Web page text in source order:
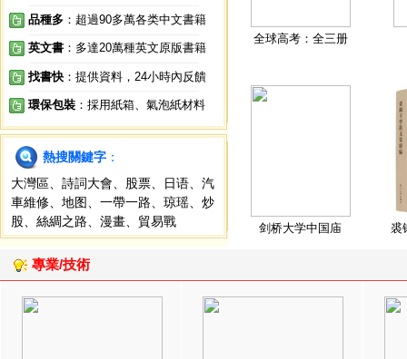
品種多 ：超過90多萬各类中文書籍
英文書 ：多達20萬種英文原版書籍
找書快 ：提供資料，24小時內反饋
環保包裝 ：採用紙箱、氣泡紙材料
熱搜關鍵字 ：
大灣區
詩詞大會 股票 日语
汽
車維修
地图 一帶一路 琼瑶
炒
股
絲綢之路 漫畫 貿易戰
全球高考：全三册
剑桥大学中国庙 裘
專業/技術